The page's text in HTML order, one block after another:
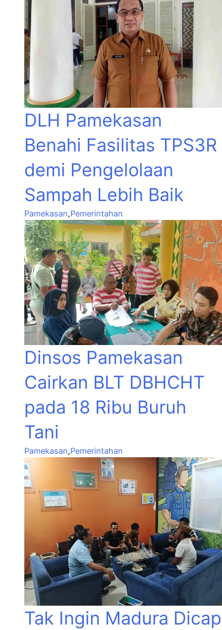
DLH Pamekasan
Benahi Fasilitas TPS3R
demi Pengelolaan
Sampah Lebih Baik
Pamekasan,Pemerintahan
Dinsos Pamekasan
Cairkan BLT DBHCHT
pada 18 Ribu Buruh
Tani
Pamekasan,Pemerintahan
Tak Ingin Madura Dicap